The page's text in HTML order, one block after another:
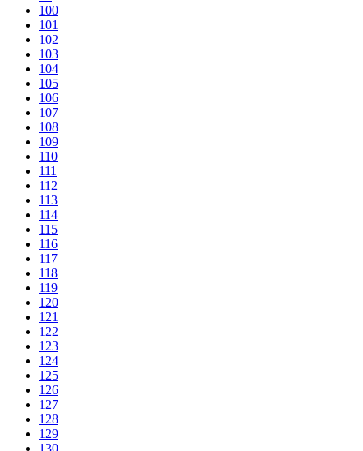
100
101
102
103
104
105
106
107
108
109
110
111
112
113
114
115
116
117
118
119
120
121
122
123
124
125
126
127
128
129
130